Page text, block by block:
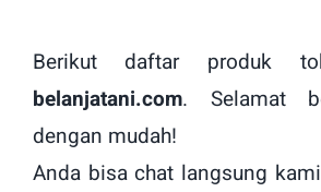
Berikut daftar produk
belanjatani.com. Selamat
dengan mudah!
Anda bisa chat langsung